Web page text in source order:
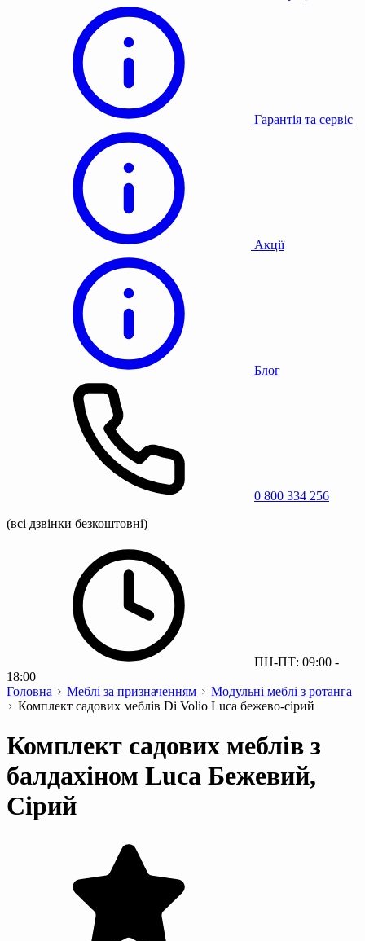
Гарантія та сервіс
Акції
Блог
0 800 334 256
(всі дзвінки безкоштовні)
ПН-ПТ: 09:00 -
18:00
Головна
Меблі за призначенням
Модульні меблі з ротанга
Комплект садових меблів Di Volio Luca бежево-сірий
Комплект садових меблів з
балдахіном Luca Бежевий,
Сірий